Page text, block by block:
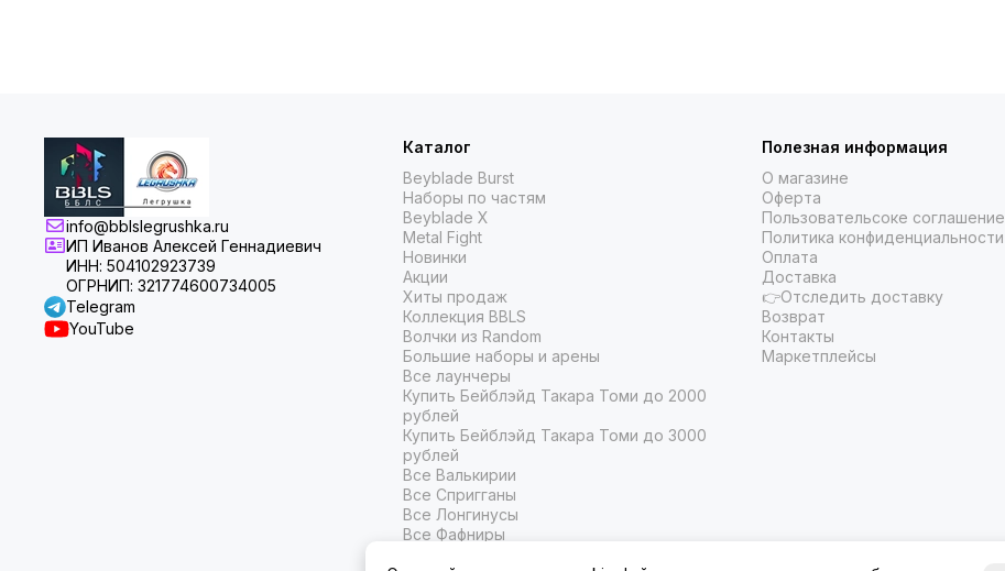
info@bblslegrushka.ru
ИП Иванов Алексей Геннадиевич
ИНН: 504102923739
ОГРНИП: 321774600734005
Telegram
YouTube
Каталог
Beyblade Burst
Наборы по частям
Beyblade X
Metal Fight
Новинки
Акции
Хиты продаж
Коллекция BBLS
Волчки из Random
Большие наборы и арены
Все лаунчеры
Купить Бейблэйд Такара Томи до 2000
рублей
Купить Бейблэйд Такара Томи до 3000
рублей
Все Валькирии
Все Спригганы
Все Лонгинусы
Все Фафниры
Полезная информация
О магазине
Оферта
Пользовательсоке соглашение
Политика конфиденциальности
Оплата
Доставка
👉Отследить доставку
Возврат
Контакты
Маркетплейсы